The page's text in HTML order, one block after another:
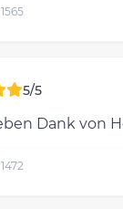
5/5
Dank von